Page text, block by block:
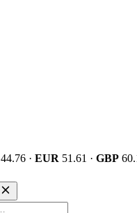
44.76 · EUR 51.61 · GBP